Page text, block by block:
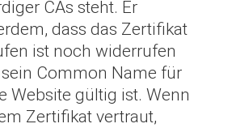
CAs steht. Er
dass das Zertifikat
ist noch widerrufen
Common Name für
Website gültig ist. Wenn
Zertifikat vertraut,